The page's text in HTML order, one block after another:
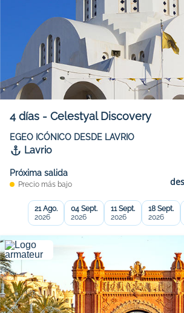
4 días - Celestyal Discovery
EGEO ICÓNICO DESDE LAVRIO
Lavrio
Próxima salida
Precio más bajo
21 Ago.
2026
04 Sept.
2026
11 Sept.
2026
18 Sept.
2026